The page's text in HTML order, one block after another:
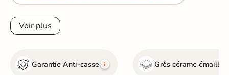
Voir plus
Garantie Anti-casse Grès cérame émaillé